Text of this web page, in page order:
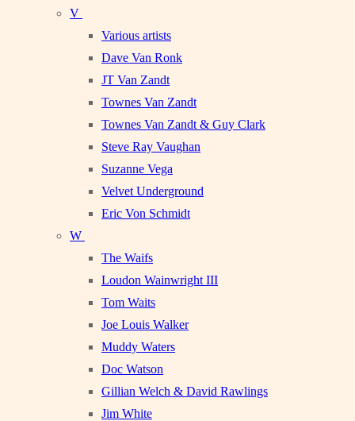
V
Various artists
Dave Van Ronk
JT Van Zandt
Townes Van Zandt
Townes Van Zandt & Guy Clark
Steve Ray Vaughan
Suzanne Vega
Velvet Underground
Eric Von Schmidt
W
The Waifs
Loudon Wainwright III
Tom Waits
Joe Louis Walker
Muddy Waters
Doc Watson
Gillian Welch & David Rawlings
Jim White